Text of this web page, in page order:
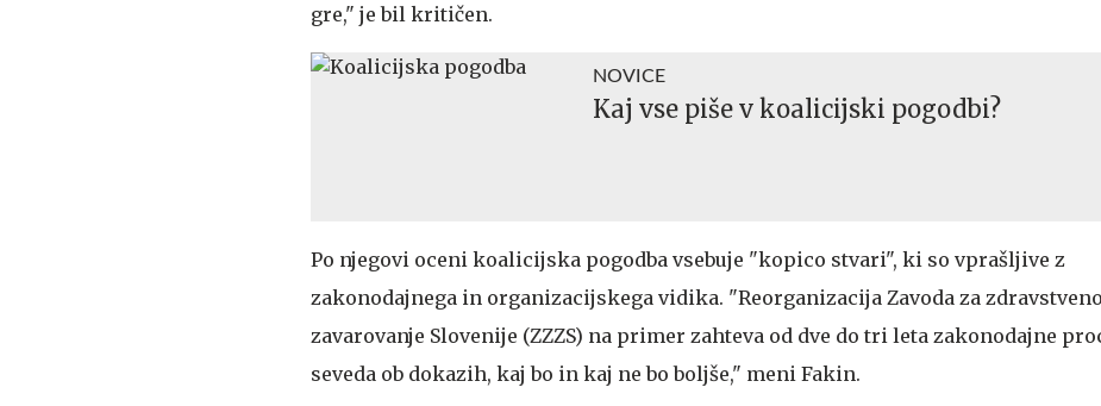
gre," je bil kritičen.
NOVICE
Kaj vse piše v koalicijski pogodbi?
Po njegovi oceni koalicijska pogodba vsebuje "kopico stvari", ki so vprašljive z
zakonodajnega in organizacijskega vidika. "Reorganizacija Zavoda za zdravstveno
zavarovanje Slovenije (ZZZS) na primer zahteva od dve do tri leta zakonodajne
seveda ob dokazih, kaj bo in kaj ne bo boljše," meni Fakin.